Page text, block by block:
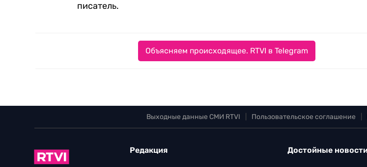
писатель.
Объясняем происходящее. RTVI в Telegram
Выходные данные СМИ RTVI Пользовательское соглашение
Редакция Достойные